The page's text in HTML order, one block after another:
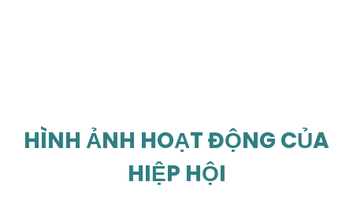
HÌNH ẢNH HOẠT ĐỘNG CỦA
HIỆP HỘI